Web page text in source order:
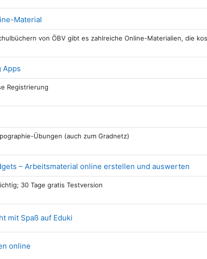
MaterialLink/URL
von ÖBV gibt es zahlreiche Online-Materialien, die
AppsLink/URL
Registrierung
URL
Übungen (auch zum Gradnetz)
– Arbeitsmaterial online erstellen und auswertenLink/
30 Tage gratis Testversion
mit Spaß auf EdukiLink/URL
onlineLink/URL